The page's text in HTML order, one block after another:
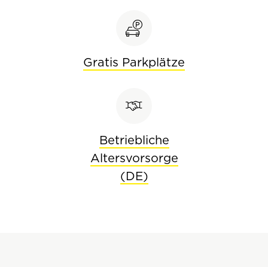
Gratis Parkplätze
Betriebliche
Altersvorsorge
(DE)